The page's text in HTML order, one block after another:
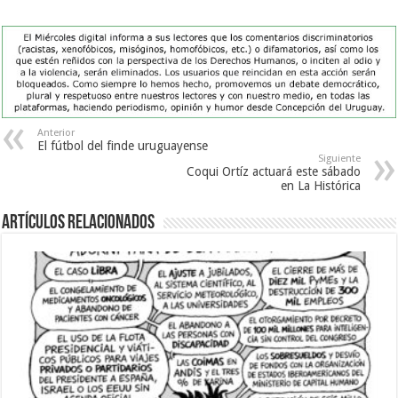
Anterior
El fútbol del finde uruguayense
Siguiente
Coqui Ortíz actuará este sábado
en La Histórica
Artículos Relacionados